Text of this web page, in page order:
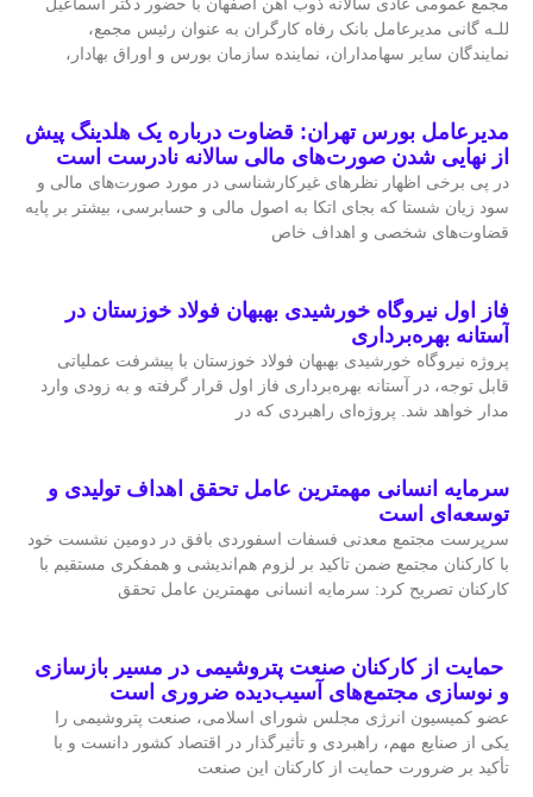
للـه گانی مدیرعامل بانک رفاه کارگران به عنوان رئیس مجمع،
نمایندگان سایر سهامداران، نماینده سازمان بورس و اوراق بهادار،
مدیرعامل بورس تهران: قضاوت درباره یک هلدینگ پیش
از نهایی شدن صورت‌های مالی سالانه نادرست است
در پی برخی اظهار نظرهای غیرکارشناسی در مورد صورت‌های مالی و
سود زیان شستا که بجای اتکا به اصول مالی و حسابرسی، بیشتر بر پایه
قضاوت‌‌های شخصی و اهداف خاص
فاز اول نیروگاه خورشیدی بهبهان فولاد خوزستان در
آستانه بهره‌برداری
پروژه نیروگاه خورشیدی بهبهان فولاد خوزستان با پیشرفت عملیاتی
قابل‌ توجه، در آستانه بهره‌برداری فاز اول قرار گرفته و به‌ زودی وارد
مدار خواهد شد. پروژه‌ای راهبردی که در
سرمایه انسانی مهمترین عامل تحقق اهداف تولیدی و
توسعه‌ای است
سرپرست مجتمع معدنی فسفات اسفوردی بافق در دومین نشست خود
با کارکنان مجتمع ضمن تاکید بر لزوم هم‌اندیشی و همفکری مستقیم با
کارکنان تصریح کرد: سرمایه انسانی مهمترین عامل تحقق
حمایت از کارکنان صنعت پتروشیمی در مسیر بازسازی
و نوسازی مجتمع‌های آسیب‌دیده ضروری است
عضو کمیسیون انرژی مجلس شورای اسلامی، صنعت پتروشیمی را
یکی از صنایع مهم، راهبردی و تأثیرگذار در اقتصاد کشور دانست و با
تأکید بر ضرورت حمایت از کارکنان این صنعت